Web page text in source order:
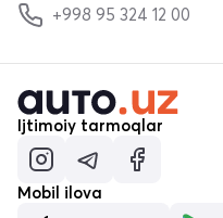
+998 95 324 12 00
Ijtimoiy tarmoqlar
Mobil ilova